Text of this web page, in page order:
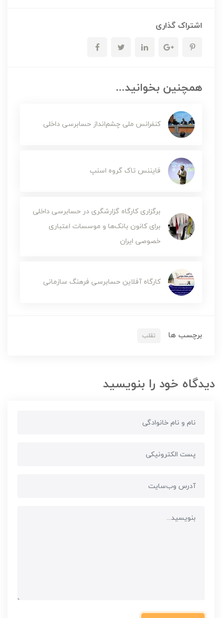
اشتراک گذاری
همچنین بخوانید...
کنفرانس ملی چشم‌انداز حسابرسی داخلی
فایننس تاک گروه اسنپ
برگزاری کارگاه گزارشگری در حسابرسی داخلی
برای کانون بانک‌ها و موسسات اعتباری
خصوصی ایران
کارگاه آفلاین حسابرسی فرهنگ سازمانی
برچسب ها تقلب
دیدگاه خود را بنویسید